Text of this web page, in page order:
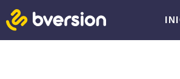
al
contenido